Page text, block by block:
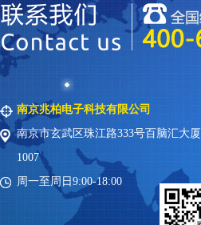
南京兆柏电子科技有限公司
南京市玄武区珠江路333号百脑汇大厦
1007
周一至周日9:00-18:00